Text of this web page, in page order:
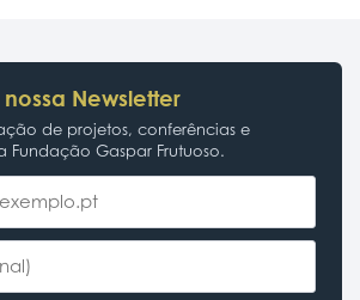
Newsletter
de projetos, conferências e
Fundação Gaspar Frutuoso.